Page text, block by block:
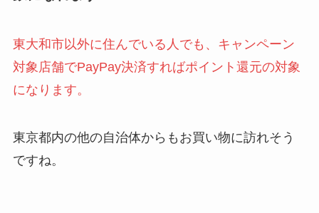
東大和市以外に住んでいる人でも、キャンペーン
対象店舗でPayPay決済すればポイント還元の対象
になります。
東京都内の他の自治体からもお買い物に訪れそう
ですね。